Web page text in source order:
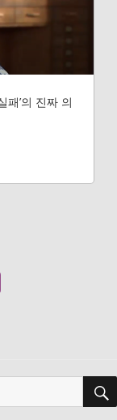
패’의 진짜 의